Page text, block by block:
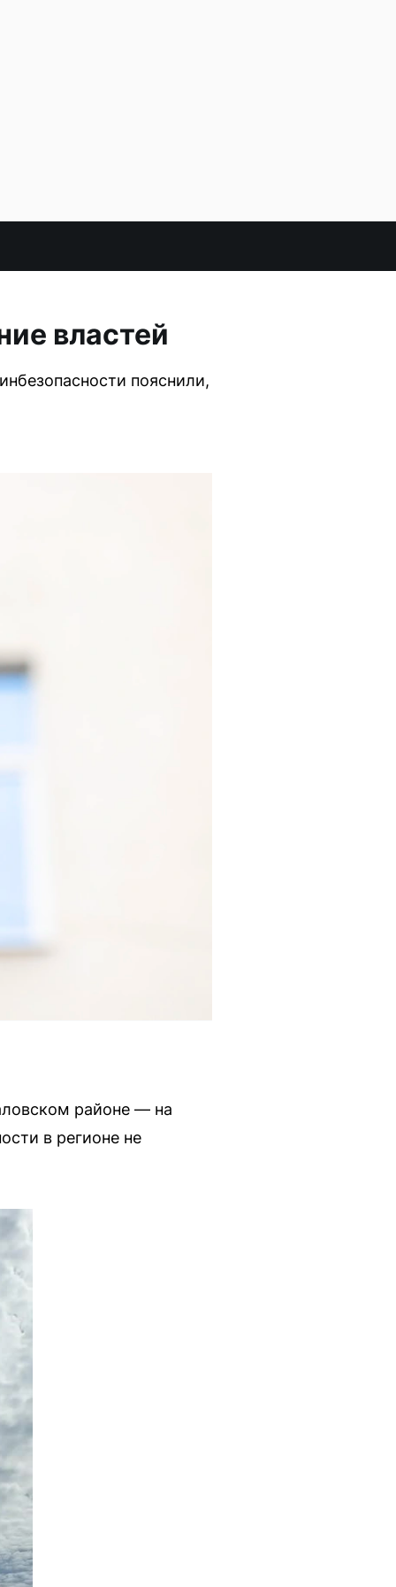
властей
пояснили,
районе — на
в регионе не